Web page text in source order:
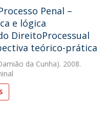
Penal –
e lógica
DireitoProcessual
teórico-prática
da Cunha). 2008.